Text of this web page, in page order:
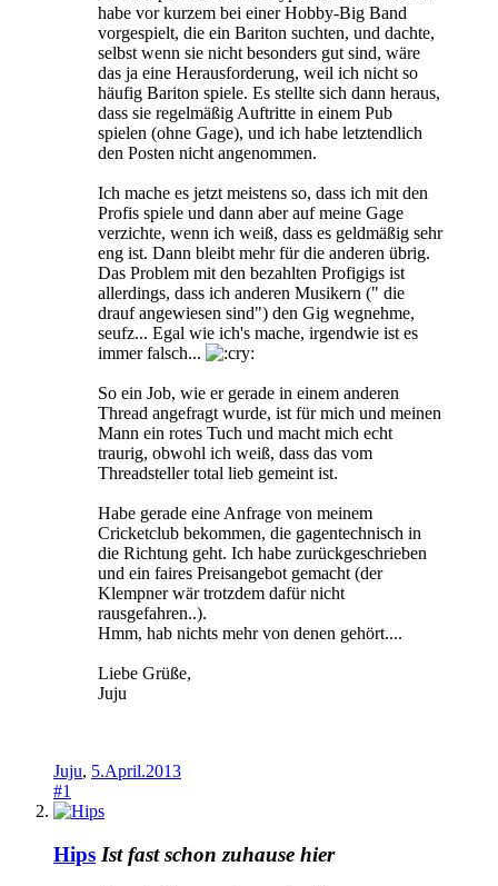
habe vor kurzem bei einer Hobby-Big Band
vorgespielt, die ein Bariton suchten, und dachte,
selbst wenn sie nicht besonders gut sind, wäre
das ja eine Herausforderung, weil ich nicht so
häufig Bariton spiele. Es stellte sich dann heraus,
dass sie regelmäßig Auftritte in einem Pub
spielen (ohne Gage), und ich habe letztendlich
den Posten nicht angenommen.
Ich mache es jetzt meistens so, dass ich mit den
Profis spiele und dann aber auf meine Gage
verzichte, wenn ich weiß, dass es geldmäßig sehr
eng ist. Dann bleibt mehr für die anderen übrig.
Das Problem mit den bezahlten Profigigs ist
allerdings, dass ich anderen Musikern (" die
drauf angewiesen sind") den Gig wegnehme,
seufz... Egal wie ich's mache, irgendwie ist es
immer falsch...
So ein Job, wie er gerade in einem anderen
Thread angefragt wurde, ist für mich und meinen
Mann ein rotes Tuch und macht mich echt
traurig, obwohl ich weiß, dass das vom
Threadsteller total lieb gemeint ist.
Habe gerade eine Anfrage von meinem
Cricketclub bekommen, die gagentechnisch in
die Richtung geht. Ich habe zurückgeschrieben
und ein faires Preisangebot gemacht (der
Klempner wär trotzdem dafür nicht
rausgefahren..).
Hmm, hab nichts mehr von denen gehört....
Liebe Grüße,
Juju
Juju, 5.April.2013
#1
Hips Ist fast schon zuhause hier